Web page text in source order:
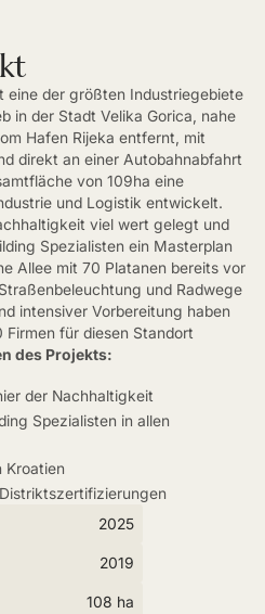
eine der größten Industriegebiete
in der Stadt Velika Gorica, nahe
Hafen Rijeka entfernt, mit
direkt an einer Autobahnabfahrt
von 109ha eine
und Logistik entwickelt.
viel wert gelegt und
Spezialisten ein Masterplan
Allee mit 70 Platanen bereits vor
und Radwege
intensiver Vorbereitung haben
Firmen für diesen Standort
des Projekts:
der Nachhaltigkeit
Spezialisten in allen
Kroatien
2025
2019
108 ha